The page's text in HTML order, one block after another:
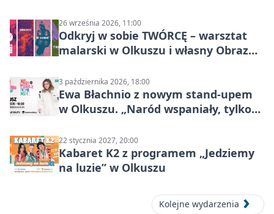
26 września 2026, 11:00
Odkryj w sobie TWÓRCĘ – warsztat
malarski w Olkuszu i własny Obraz
3 października 2026, 18:00
Ewa Błachnio z nowym stand-upem
w Olkuszu. „Naród wspaniały, tylko
22 stycznia 2027, 20:00
Kabaret K2 z programem „Jedziemy
na luzie” w Olkuszu
Kolejne wydarzenia